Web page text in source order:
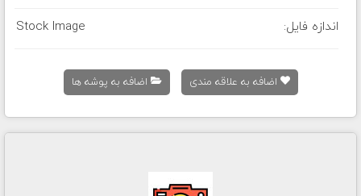
اندازه فایل: Stock Image
اضافه به علاقه مندی اضافه به پوشه ها